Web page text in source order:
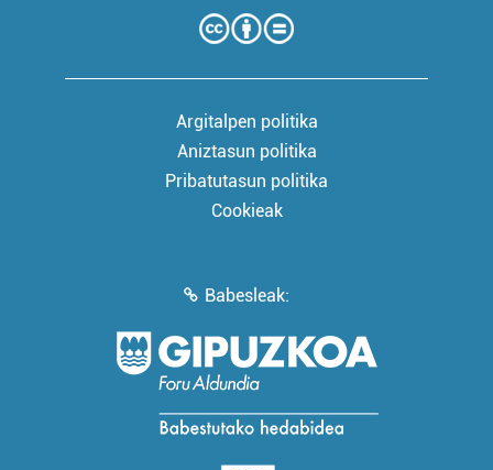
Argitalpen politika
Aniztasun politika
Pribatutasun politika
Cookieak
Babesleak: